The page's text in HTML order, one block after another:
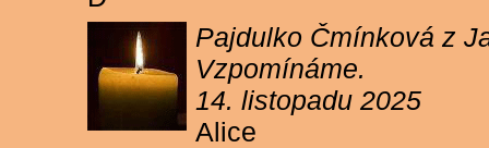
Pajdulko Čmínková z
Vzpomínáme.
14. listopadu 2025
Alice